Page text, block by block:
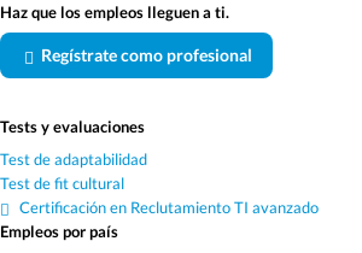
Haz que los empleos lleguen a ti.
Regístrate como profesional
Tests y evaluaciones
Test de adaptabilidad
Test de fit cultural
Certificación en Reclutamiento TI avanzado
Empleos por país